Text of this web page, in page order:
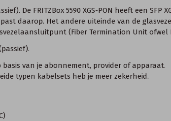
De FRITZBox 5590 XGS-PON heeft een
daarop. Het andere uiteinde van de
(Fiber Termination Unit ofwel
van je abonnement, provider of apparaat.
typen kabelsets heb je meer zekerheid.